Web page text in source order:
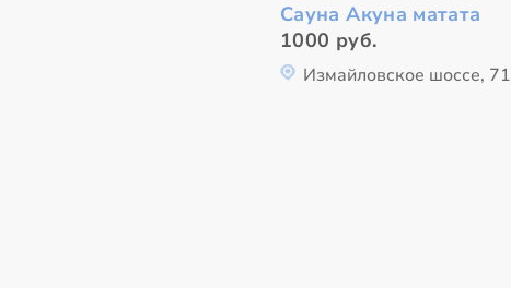
Сауна Акуна матата
1000 руб.
Измайловское шоссе, 71